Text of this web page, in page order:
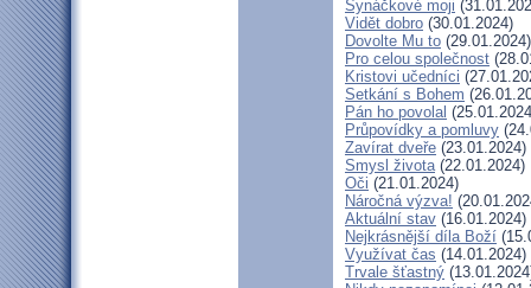
Synáčkové moji
Vidět dobro (30.01.2024)
Dovolte Mu to (29.01.2024)
Pro celou společnost
Kristovi učedníci
Setkání s Bohem
Pán ho povolal
Průpovídky a pomluvy
Zavírat dveře (23.01.2024)
Smysl života(22.01.2024)
Oči (21.01.2024)
Náročná výzva!
Aktuální stav (16.01.2024)
Nejkrásnější díla Boží
Využívat čas (14.01.2024)
Trvale šťastný